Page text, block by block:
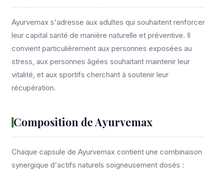
Ayurvemax s'adresse aux adultes qui souhaitent renforcer
leur capital santé de manière naturelle et préventive. Il
convient particulièrement aux personnes exposées au
stress, aux personnes âgées souhaitant maintenir leur
vitalité, et aux sportifs cherchant à soutenir leur
récupération.
Composition de Ayurvemax
Chaque capsule de Ayurvemax contient une combinaison
synergique d'actifs naturels soigneusement dosés :